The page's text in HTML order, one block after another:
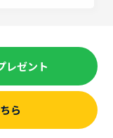
レゼント
ら